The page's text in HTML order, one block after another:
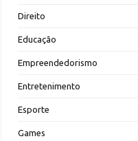
Direito
Educação
Empreendedorismo
Entretenimento
Esporte
Games